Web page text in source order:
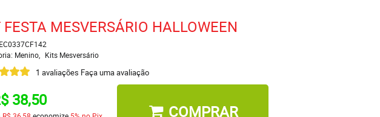
FESTA MESVERSÁRIO HALLOWEEN
Menino Kits Mesversário
1 avaliações Faça uma avaliação
38,50
COMPRAR